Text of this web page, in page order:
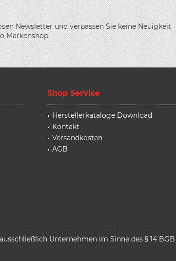
Newsletter und verpassen Sie keine Neuigkeit
Markenshop.
Shop Service
Herstellerkataloge Download
Kontakt
Versandkosten
AGB
Unternehmen im Sinne des § 14